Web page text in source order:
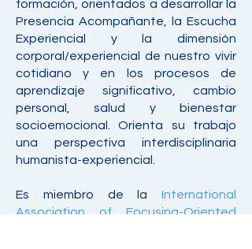
formación, orientados a desarrollar la
Presencia Acompañante, la Escucha
Experiencial y la dimensión
corporal/experiencial de nuestro vivir
cotidiano y en los procesos de
aprendizaje significativo, cambio
personal, salud y bienestar
socioemocional. Orienta su trabajo
una perspectiva interdisciplinaria
humanista-experiencial.
Es miembro de la International
Association of Focusing-Oriented